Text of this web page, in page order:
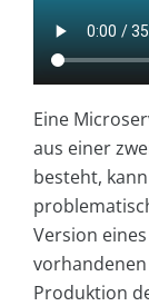
Eine
aus einer
besteht,
Version
Produktion